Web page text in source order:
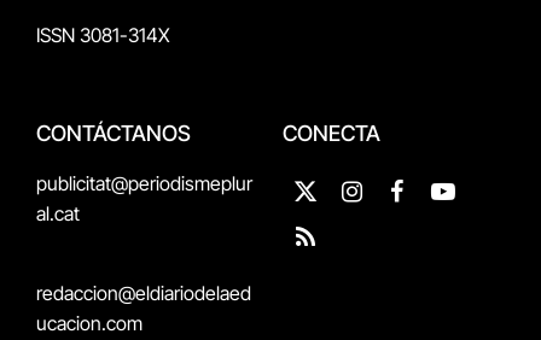
ISSN 3081-314X
CONTÁCTANOS
publicitat@periodismeplur
al.cat
redaccion@eldiariodelaed
ucacion.com
CONECTA
X
(Twitter)
InstagramFacebookYouTube
RSS